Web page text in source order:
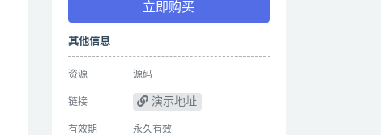
立即购买
其他信息
资源 源码
链接 演示地址
有效期 永久有效